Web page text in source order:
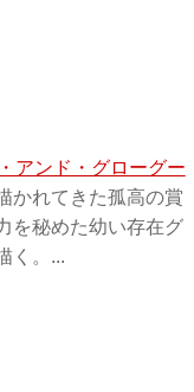
アンド・グローグー
かれてきた孤高の賞
を秘めた幼い存在グ
く。...